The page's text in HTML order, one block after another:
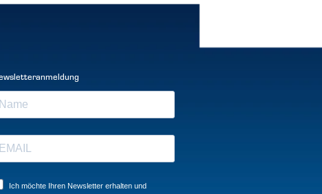
Ich möchte Ihren Newsletter erhalten und